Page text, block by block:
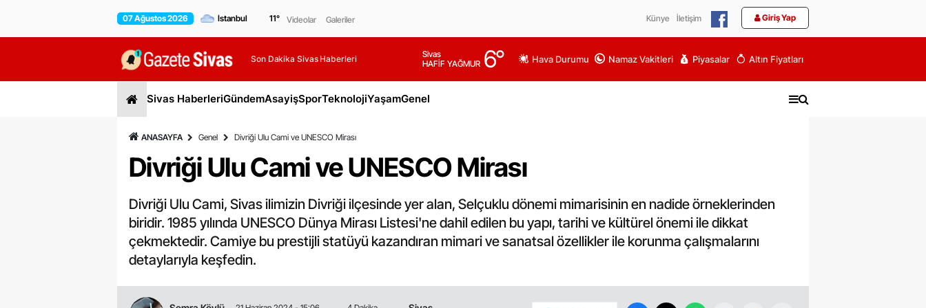
07 Ağustos 2026 11° Videolar Galeriler Künye İletişim Giriş Yap
Son Dakika Sivas Haberleri
Sivas
HAFİF YAĞMUR 6° Hava Durumu Namaz Vakitleri Piyasalar Altın Fiyatları
Sivas HaberleriGündemAsayişSporTeknolojiYaşamGenel
ANASAYFA Genel Divriği Ulu Cami ve UNESCO Mirası
Divriği Ulu Cami ve UNESCO Mirası
Divriği Ulu Cami, Sivas ilimizin Divriği ilçesinde yer alan, Selçuklu dönemi mimarisinin en nadide örneklerinden
biridir. 1985 yılında UNESCO Dünya Mirası Listesi'ne dahil edilen bu yapı, tarihi ve kültürel önemi ile dikkat
çekmektedir. Camiye bu prestijli statüyü kazandıran mimari ve sanatsal özellikler ile korunma çalışmalarını
detaylarıyla keşfedin.